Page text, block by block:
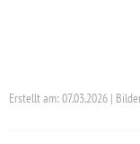
Erstellt am: 07.03.2026 |